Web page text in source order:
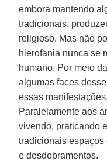
embora mantendo
tradicionais,
religioso. Mas não
hierofania nunca se
humano. Por meio
algumas faces
essas
Paralelamente aos
vivendo, praticando
tradicionais espaços
e desdobramentos.